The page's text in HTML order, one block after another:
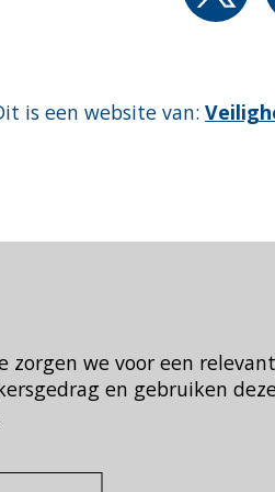
we voor een
en gebruiken
is een website van: